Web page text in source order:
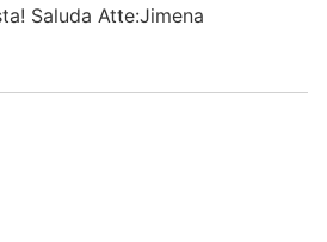
Saluda Atte:Jimena